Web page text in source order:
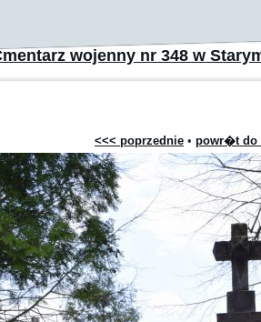
wojenny nr 348 w
<<< poprzednie • powr�t do